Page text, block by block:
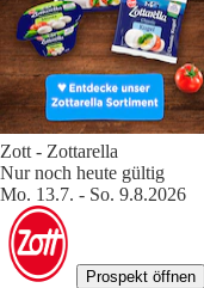
Zott - Zottarella
Nur noch heute gültig
Mo. 13.7. - So. 9.8.2026
Prospekt öffnen